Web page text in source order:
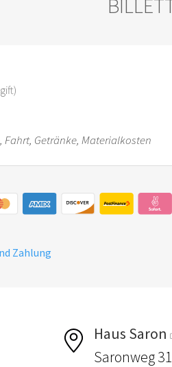
Getränke, Materialkosten
Zahlung
Haus Saron
Saronweg 31